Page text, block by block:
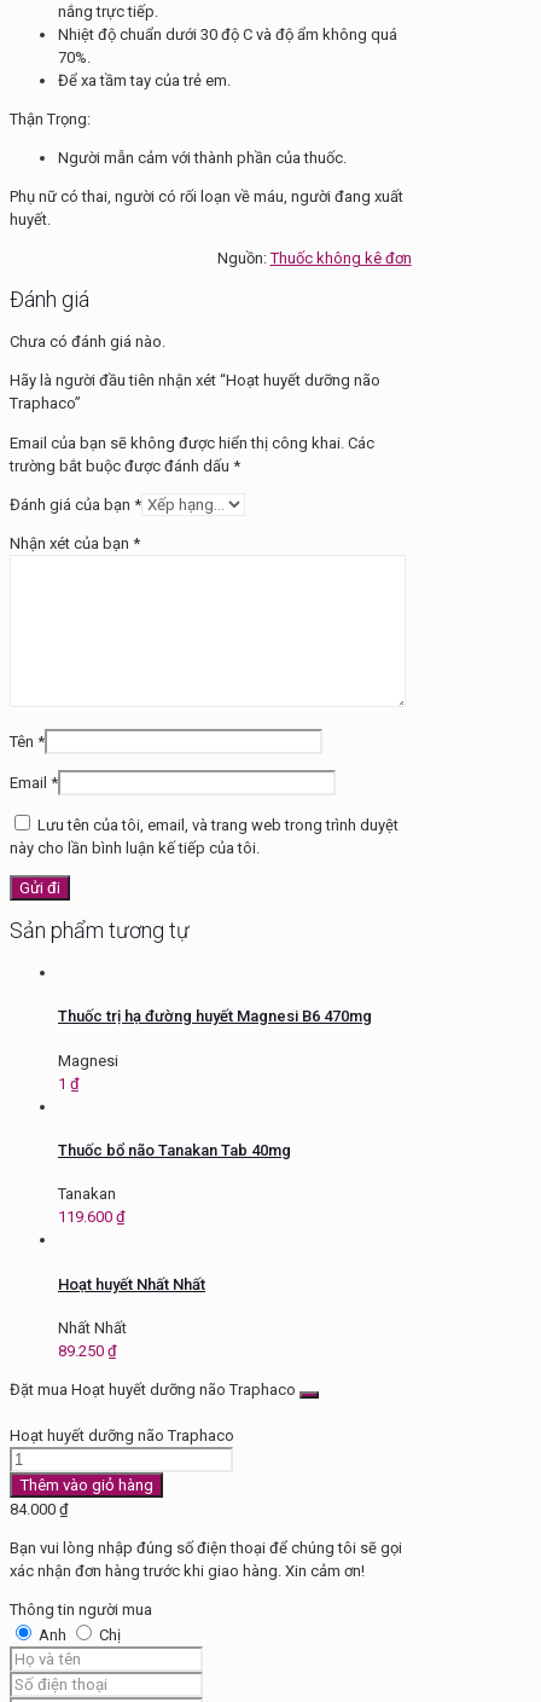
nắng trực tiếp.
Nhiệt độ chuẩn dưới 30 độ C và độ ẩm không quá
70%.
Để xa tầm tay của trẻ em.
Thận Trọng:
Người mẫn cảm với thành phần của thuốc.
Phụ nữ có thai, người có rối loạn về máu, người đang xuất
huyết.
Nguồn:Thuốc không kê đơn
Đánh giá
Chưa có đánh giá nào.
Hãy là người đầu tiên nhận xét “Hoạt huyết dưỡng não
Traphaco”
Email của bạn sẽ không được hiển thị công khai. Các
trường bắt buộc được đánh dấu *
Đánh giá của bạn *
Nhận xét của bạn *
Tên *
Email *
Lưu tên của tôi, email, và trang web trong trình duyệt
này cho lần bình luận kế tiếp của tôi.
Sản phẩm tương tự
Thuốc trị hạ đường huyết Magnesi B6 470mg
Magnesi
1 ₫
Thuốc bổ não Tanakan Tab 40mg
Tanakan
119.600 ₫
Hoạt huyết Nhất Nhất
Nhất Nhất
89.250 ₫
Đặt mua Hoạt huyết dưỡng não Traphaco
Hoạt huyết dưỡng não Traphaco
Hoạt
huyết
dưỡng
Traphaco
số
Thêm vào giỏ hàng
84.000 ₫
Bạn vui lòng nhập đúng số điện thoại để chúng tôi sẽ gọi
xác nhận đơn hàng trước khi giao hàng. Xin cảm ơn!
Thông tin người mua
Anh
Chị